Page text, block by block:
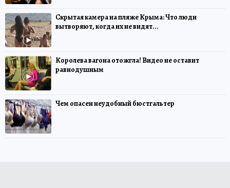
Скрытая камера на пляже Крыма: Что люди
вытворяют, когда их не видят...
Королева вагона отожгла! Видео не оставит
равнодушным
Чем опасен неудобный бюстгальтер